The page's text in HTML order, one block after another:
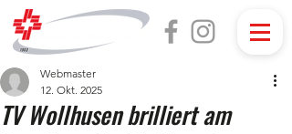
TV Wollhusen brilliert am
Webmaster
12. Okt. 2025